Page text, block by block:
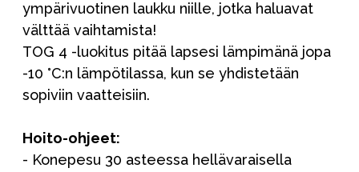
ympärivuotinen laukku niille, jotka haluavat
välttää vaihtamista!
TOG 4 -luokitus pitää lapsesi lämpimänä jopa
-10 °C:n lämpötilassa, kun se yhdistetään
sopiviin vaatteisiin.
Hoito-ohjeet:
- Konepesu 30 asteessa hellävaraisella